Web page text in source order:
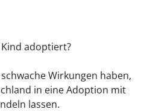
adoptiert?
Wirkungen haben,
in eine Adoption mit
lassen.